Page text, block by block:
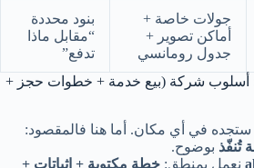
جولات خاصة +
أماكن تصوير +
جدول رومانسي
بنود محددة
“مقابل ماذا
تدفع”
أسلوب شركة (بيع خدمة + خطوات حجز +
ستجده في أي مكان. أما هنا فالمقصود:
تُنفّذ بوضوح.
نعمل بمنطق: خطة مكتوبة + إثباتات +